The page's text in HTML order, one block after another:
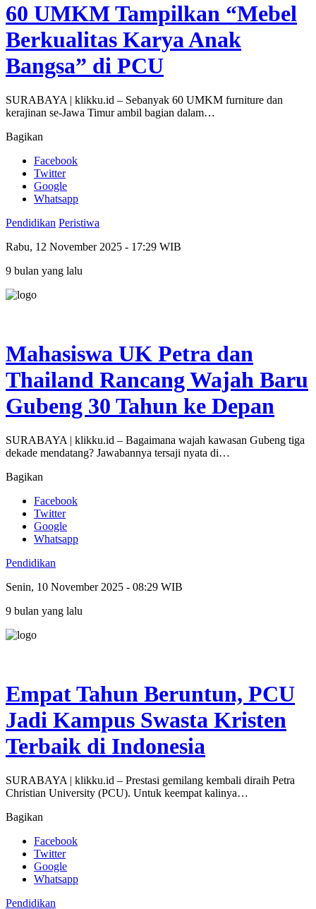
60 UMKM Tampilkan “Mebel
Berkualitas Karya Anak
Bangsa” di PCU
SURABAYA | klikku.id – Sebanyak 60 UMKM furniture dan
kerajinan se-Jawa Timur ambil bagian dalam…
Bagikan
Facebook
Twitter
Google
Whatsapp
Pendidikan Peristiwa
Rabu, 12 November 2025 - 17:29 WIB
9 bulan yang lalu
Mahasiswa UK Petra dan
Thailand Rancang Wajah Baru
Gubeng 30 Tahun ke Depan
SURABAYA | klikku.id – Bagaimana wajah kawasan Gubeng tiga
dekade mendatang? Jawabannya tersaji nyata di…
Bagikan
Facebook
Twitter
Google
Whatsapp
Pendidikan
Senin, 10 November 2025 - 08:29 WIB
9 bulan yang lalu
Empat Tahun Beruntun, PCU
Jadi Kampus Swasta Kristen
Terbaik di Indonesia
SURABAYA | klikku.id – Prestasi gemilang kembali diraih Petra
Christian University (PCU). Untuk keempat kalinya…
Bagikan
Facebook
Twitter
Google
Whatsapp
Pendidikan